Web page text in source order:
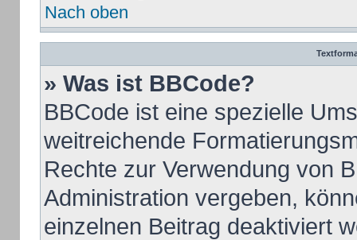
Nach oben
» Was ist BBCode?
BBCode ist eine spezielle
weitreichende
Rechte zur Verwendung von
Administration vergeben,
einzelnen Beitrag deaktiviert